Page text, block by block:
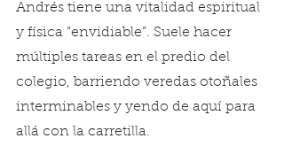
Andrés tiene una vitalidad espiritual
y física “envidiable”. Suele hacer
múltiples tareas en el predio del
colegio, barriendo veredas otoñales
interminables y yendo de aquí para
allá con la carretilla.